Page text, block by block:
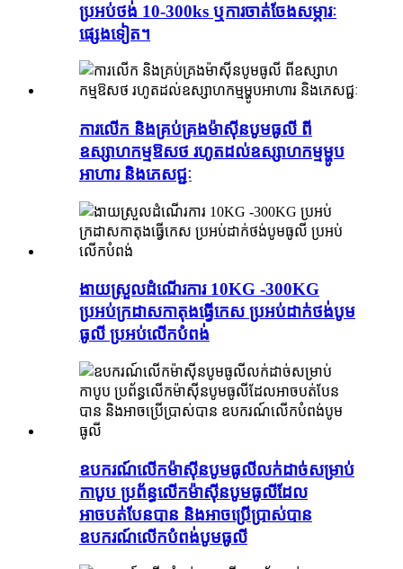
ប្រអប់ថង់ 10-300ks ឬការចាត់ចែងសម្ភារៈ
ផ្សេងទៀត។
ការលើក និងគ្រប់គ្រងម៉ាស៊ីនបូមធូលី ពី
ឧស្សាហកម្មឱសថ រហូតដល់ឧស្សាហកម្មម្ហូប
អាហារ និងភេសជ្ជៈ
ងាយស្រួលដំណើរការ 10KG -300KG
ប្រអប់ក្រដាសកាតុងធ្វើកេស ប្រអប់ដាក់ថង់បូម
ធូលី ប្រអប់លើកបំពង់
ឧបករណ៍លើកម៉ាស៊ីនបូមធូលីលក់ដាច់សម្រាប់
កាបូប ប្រព័ន្ធលើកម៉ាស៊ីនបូមធូលីដែល
អាចបត់បែនបាន និងអាចប្រើប្រាស់បាន
ឧបករណ៍លើកបំពង់បូមធូលី